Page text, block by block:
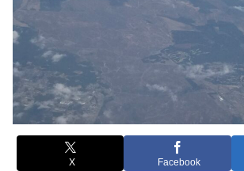
X Facebook